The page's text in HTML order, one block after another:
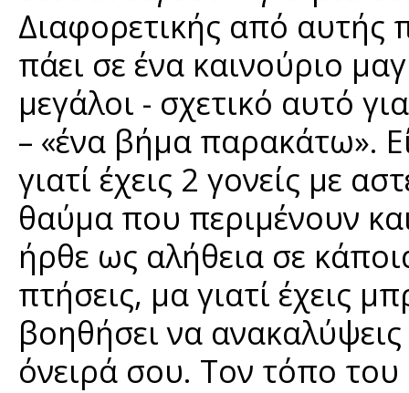
Διαφορετικής από
πάει σε ένα καινούριο
μεγάλοι - σχετικό αυτό
– «ένα βήμα παρακάτω».
γιατί έχεις 2 γονείς με
θαύμα που περιμένουν
ήρθε ως αλήθεια σε
πτήσεις, μα γιατί έχεις
βοηθήσει να
όνειρά σου. Τον τόπο του